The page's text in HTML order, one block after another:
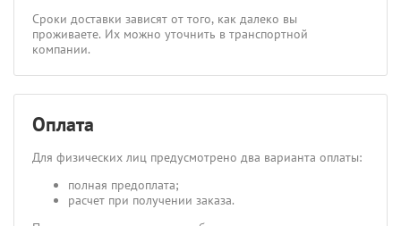
Сроки доставки зависят от того, как далеко вы
проживаете. Их можно уточнить в транспортной
компании.
Оплата
Для физических лиц предусмотрено два варианта оплаты:
полная предоплата;
расчет при получении заказа.